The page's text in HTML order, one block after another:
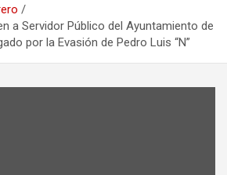
a Servidor Público del Ayuntamiento de
por la Evasión de Pedro Luis “N”